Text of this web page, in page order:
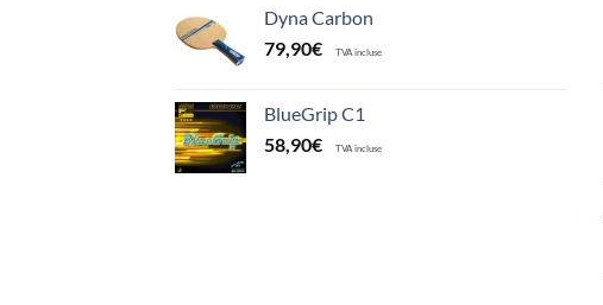
Dyna Carbon
79,90€ TVA incluse
BlueGrip C1
58,90€ TVA incluse